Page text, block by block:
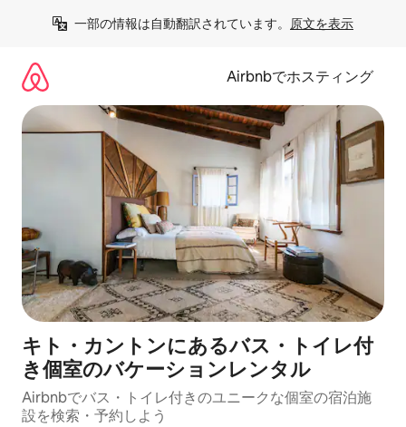
一部の情報は自動翻訳されています。 原文を表示
Airbnbでホスティング
キト・カントンにあるバス・トイレ付
き個室のバケーションレンタル
Airbnbでバス・トイレ付きのユニークな個室の宿泊施
設を検索・予約しよう